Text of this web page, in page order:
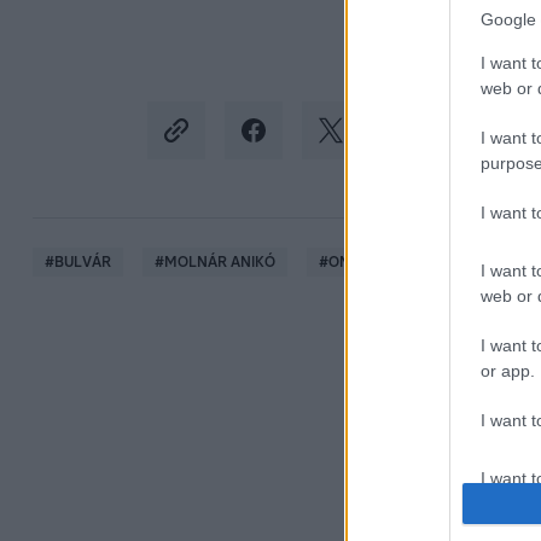
Google
I want
web or
I want
I want
I want
web or
I want
or app.
I want
I want
#BULVÁR #MOLNÁR ANIKÓ #ONLY FANS ÉDESANYA